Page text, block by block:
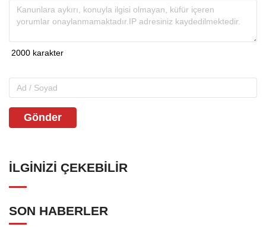
Gönder
İLGINIZI ÇEKEBILIR
SON HABERLER